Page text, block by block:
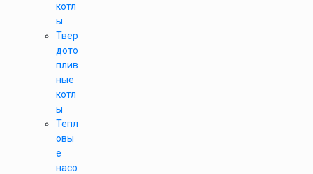
котл
ы
Твер
дото
плив
ные
котл
ы
Тепл
овы
е
насо